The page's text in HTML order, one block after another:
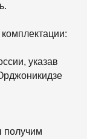
указав
получим